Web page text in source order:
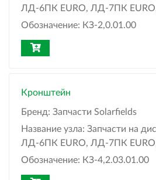
ЛД-6ПК EURO, ЛД-7ПК
Обозначение: КЗ-2,0.01.00
Кронштейн
Бренд: Запчасти Solarfields
Название узла: Запчасти на
ЛД-6ПК EURO, ЛД-7ПК
Обозначение: КЗ-4,2.03.01.00